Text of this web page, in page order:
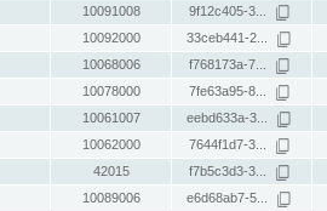
10091008 9f12c405-3...
10092000 33ceb441-2...
10068006 f768173a-7...
10078000 7fe63a95-8...
10061007 eebd633a-3...
10062000 7644f1d7-3...
42015 f7b5c3d3-3...
10089006 e6d68ab7-5...